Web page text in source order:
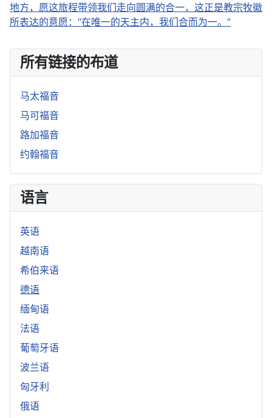
地方，愿这旅程带领我们走向圆满的合一，这正是教宗牧徽
所表达的意愿：“在唯一的天主内，我们合而为一。”
所有链接的布道
马太福音
马可福音
路加福音
约翰福音
语言
英语
越南语
希伯来语
德语
缅甸语
法语
葡萄牙语
波兰语
匈牙利
俄语